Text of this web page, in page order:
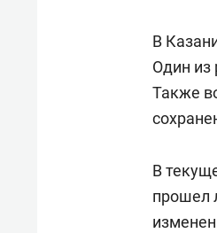
В
Один из
Также
В
прошел